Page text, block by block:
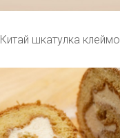
Китай шкатулка клеймо